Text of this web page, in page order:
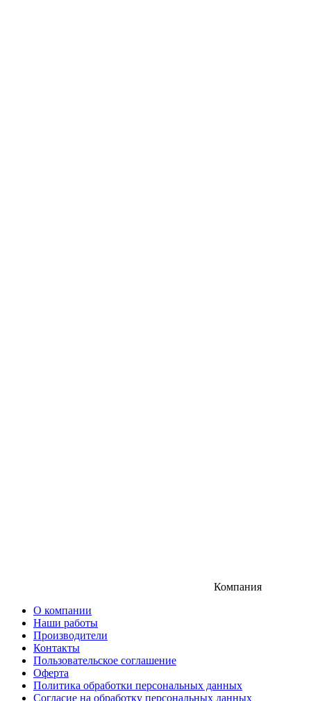
Компания
О компании
Наши работы
Производители
Контакты
Пользовательское соглашение
Оферта
Политика обработки персональных данных
Согласие на обработку персональных данных